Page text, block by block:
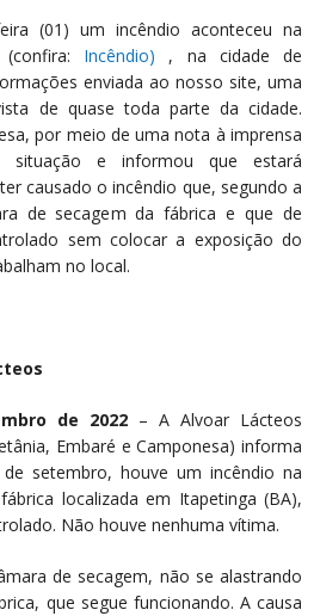
(01) um incêndio aconteceu na
Incêndio) , na cidade de
enviada ao nosso site, uma
de quase toda parte da cidade.
por meio de uma nota à imprensa
e informou que estará
causado o incêndio que, segundo a
de secagem da fábrica e que de
sem colocar a exposição do
no local.
de 2022 – A Alvoar Lácteos
Embaré e Camponesa) informa
setembro, houve um incêndio na
localizada em Itapetinga (BA),
Não houve nenhuma vítima.
de secagem, não se alastrando
que segue funcionando. A causa